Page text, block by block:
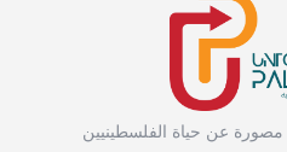
عن حياة الفلسطينيين